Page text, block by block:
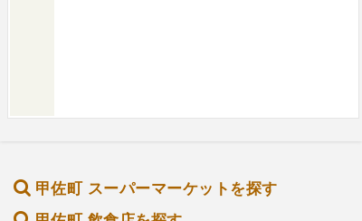
甲佐町 スーパーマーケットを探す